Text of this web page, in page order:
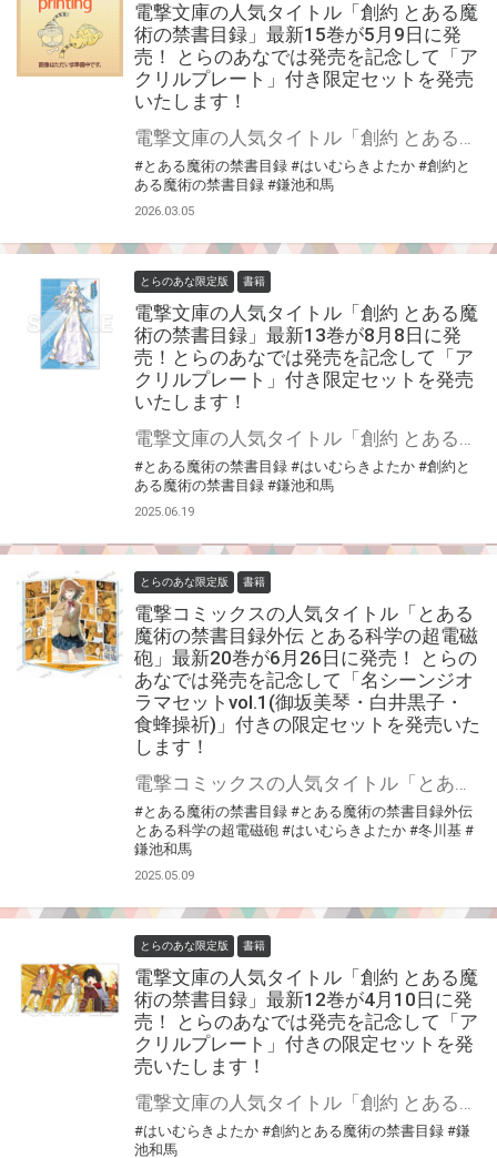
電撃文庫の人気タイトル「創約 とある魔
術の禁書目録」最新15巻が5月9日に発
売！ とらのあなでは発売を記念して「ア
クリルプレート」付き限定セットを発売
いたします！
電撃文庫の人気タイトル「創約 とある魔術の禁書目録」最新15巻が5月9日（土）に発売！ とらのあなでは発売を記念して「アクリルプレート」付き限定セットを発売いたします。 とらのあな限定版は数量限定となりますので是非お早めにお求めください！
#とある魔術の禁書目録 #はいむらきよたか #創約と
ある魔術の禁書目録 #鎌池和馬
2026.03.05
とらのあな限定版 書籍
電撃文庫の人気タイトル「創約 とある魔
術の禁書目録」最新13巻が8月8日に発
売！とらのあなでは発売を記念して「ア
クリルプレート」付き限定セットを発売
いたします！
電撃文庫の人気タイトル「創約 とある魔術の禁書目録」最新13巻が8月8日（金）に発売！ とらのあなでは発売を記念して「アクリルプレート」付き限定セットを発売いたします。 とらのあな限定版は数量限定となりますので是非お早めにお求めください！
#とある魔術の禁書目録 #はいむらきよたか #創約と
ある魔術の禁書目録 #鎌池和馬
2025.06.19
とらのあな限定版 書籍
電撃コミックスの人気タイトル「とある
魔術の禁書目録外伝 とある科学の超電磁
砲」最新20巻が6月26日に発売！ とらの
あなでは発売を記念して「名シーンジオ
ラマセットvol.1(御坂美琴・白井黒子・
食蜂操祈)」付きの限定セットを発売いた
します！
電撃コミックスの人気タイトル「とある魔術の禁書目録外伝 とある科学の超電磁砲」最新20巻が6月26日（木）に発売！ とらのあなでは発売を記念して「名シーンジオラマセットvol.1(御坂美琴・白井黒子・食蜂操祈)」付きの限定セットを発売いたします！ とらのあな限定版の数は限られていますので是非お早めにお求めください！
#とある魔術の禁書目録 #とある魔術の禁書目録外伝
とある科学の超電磁砲 #はいむらきよたか #冬川基 #
鎌池和馬
2025.05.09
とらのあな限定版 書籍
電撃文庫の人気タイトル「創約 とある魔
術の禁書目録」最新12巻が4月10日に発
売！ とらのあなでは発売を記念して「ア
クリルプレート」付きの限定セットを発
売いたします！
電撃文庫の人気タイトル「創約 とある魔術の禁書目録」最新12巻が4月10日（木）に発売！ とらのあなでは発売を記念して「アクリルプレート」付きの限定セットを発売いたします！ とらのあな限定版の数は限られていますので是非お早めにお求めください！
#はいむらきよたか #創約とある魔術の禁書目録 #鎌
池和馬